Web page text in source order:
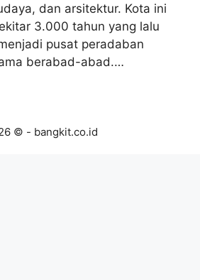
dan arsitektur. Kota ini
3.000 tahun yang lalu
pusat peradaban
berabad-abad.…
© - bangkit.co.id